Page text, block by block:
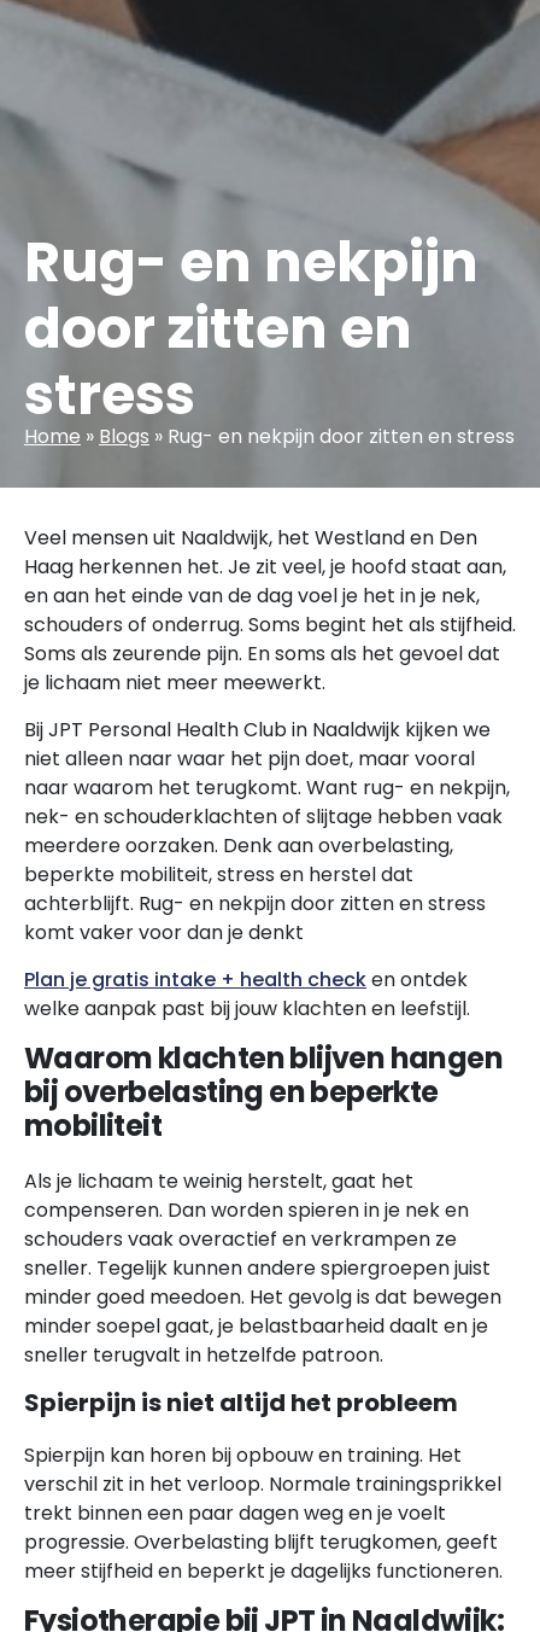
Rug- en nekpijn
door zitten en
stress
Home » Blogs » Rug- en nekpijn door zitten en stress
Veel mensen uit Naaldwijk, het Westland en Den
Haag herkennen het. Je zit veel, je hoofd staat aan,
en aan het einde van de dag voel je het in je nek,
schouders of onderrug. Soms begint het als stijfheid.
Soms als zeurende pijn. En soms als het gevoel dat
je lichaam niet meer meewerkt.
Bij JPT Personal Health Club in Naaldwijk kijken we
niet alleen naar waar het pijn doet, maar vooral
naar waarom het terugkomt. Want rug- en nekpijn,
nek- en schouderklachten of slijtage hebben vaak
meerdere oorzaken. Denk aan overbelasting,
beperkte mobiliteit, stress en herstel dat
achterblijft. Rug- en nekpijn door zitten en stress
komt vaker voor dan je denkt
Plan je gratis intake + health checken ontdek
welke aanpak past bij jouw klachten en leefstijl.
Waarom klachten blijven hangen
bij overbelasting en beperkte
mobiliteit
Als je lichaam te weinig herstelt, gaat het
compenseren. Dan worden spieren in je nek en
schouders vaak overactief en verkrampen ze
sneller. Tegelijk kunnen andere spiergroepen juist
minder goed meedoen. Het gevolg is dat bewegen
minder soepel gaat, je belastbaarheid daalt en je
sneller terugvalt in hetzelfde patroon.
Spierpijn is niet altijd het probleem
Spierpijn kan horen bij opbouw en training. Het
verschil zit in het verloop. Normale trainingsprikkel
trekt binnen een paar dagen weg en je voelt
progressie. Overbelasting blijft terugkomen, geeft
meer stijfheid en beperkt je dagelijks functioneren.
Fysiotherapie bij JPT in Naaldwijk: